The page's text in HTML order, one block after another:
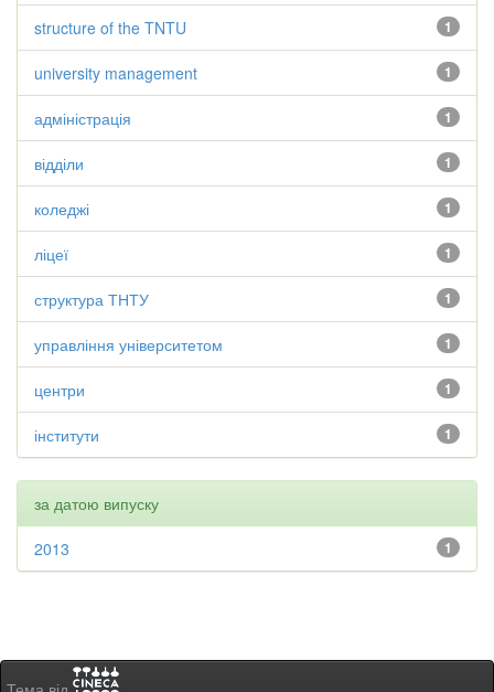
1
structure of the TNTU
1
university management
1
адміністрація
1
відділи
1
коледжі
1
ліцеї
1
структура ТНТУ
1
управління університетом
1
центри
1
інститути
за датою випуску
1
2013